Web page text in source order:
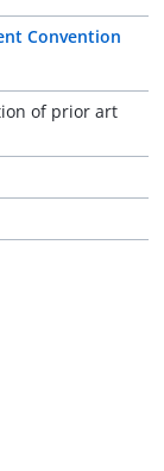
Convention
of prior art